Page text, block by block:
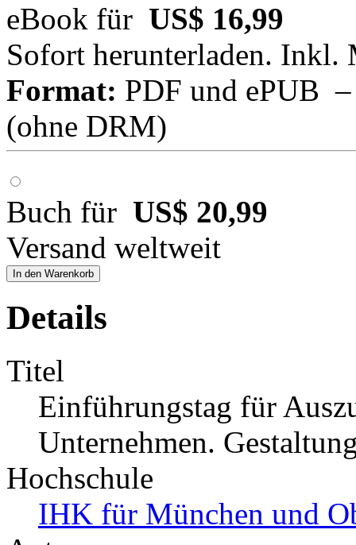
eBook für US$ 16,99
Sofort herunterladen. Inkl.
Format: PDF und ePUB
(ohne DRM)
Buch für US$ 20,99
Versand weltweit
In den Warenkorb
Details
Titel
Einführungstag für
Unternehmen.
Hochschule
IHK für München und